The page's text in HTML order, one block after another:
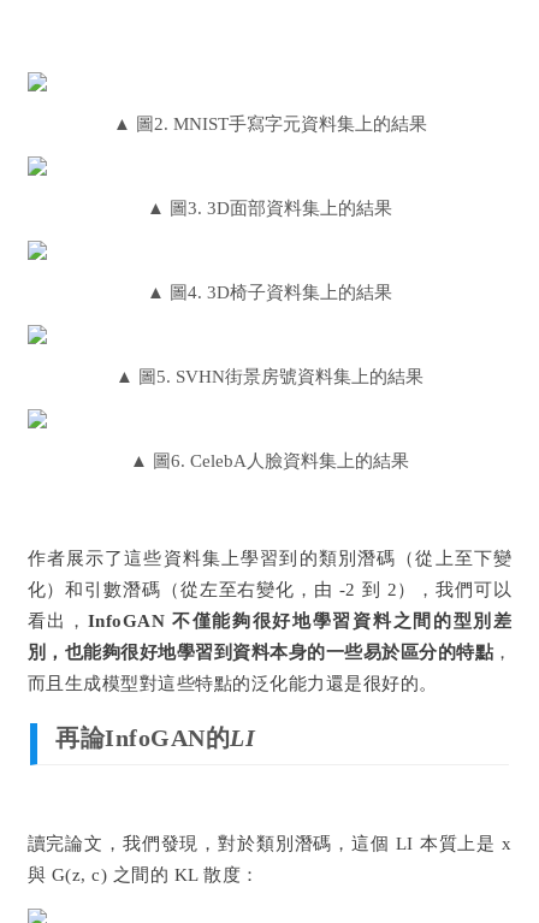
▲ 圖2. MNIST手寫字元資料集上的結果
▲ 圖3. 3D面部資料集上的結果
▲ 圖4. 3D椅子資料集上的結果
▲ 圖5. SVHN街景房號資料集上的結果
▲ 圖6. CelebA人臉資料集上的結果
作者展示了這些資料集上學習到的類別潛碼（從上至下變
化）和引數潛碼（從左至右變化，由 -2 到 2），我們可以
看出， InfoGAN 不僅能夠很好地學習資料之間的型別差
別，也能夠很好地學習到資料本身的一些易於區分的特點 ，
而且生成模型對這些特點的泛化能力還是很好的。
再論InfoGAN的LI
讀完論文，我們發現，對於類別潛碼，這個 LI 本質上是 x
與 G(z, c) 之間的 KL 散度：